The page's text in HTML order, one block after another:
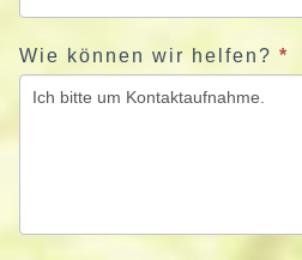
Wie können wir helfen? *